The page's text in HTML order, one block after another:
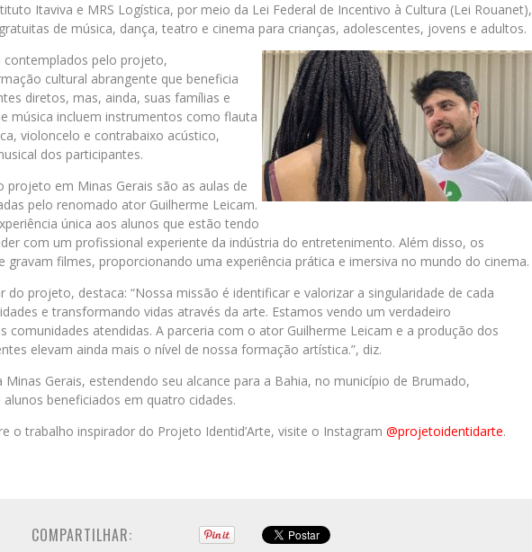
Itaviva e MRS Logística, por meio da Lei Federal de Incentivo à Cultura (Lei Rouanet),
de música, dança, teatro e cinema para crianças, adolescentes, jovens e adultos.
contemplados pelo projeto,
cultural abrangente que beneficia
diretos, mas, ainda, suas famílias e
música incluem instrumentos como flauta
violoncelo e contrabaixo acústico,
dos participantes.
projeto em Minas Gerais são as aulas de
pelo renomado ator Guilherme Leicam.
única aos alunos que estão tendo
com um profissional experiente da indústria do entretenimento. Além disso, os
gravam filmes, proporcionando uma experiência prática e imersiva no mundo do cinema.
do projeto, destaca: “Nossa missão é identificar e valorizar a singularidade de cada
e transformando vidas através da arte. Estamos vendo um verdadeiro
comunidades atendidas. A parceria com o ator Guilherme Leicam e a produção dos
elevam ainda mais o nível de nossa formação artística.”, diz.
Gerais, estendendo seu alcance para a Bahia, no município de Brumado,
beneficiados em quatro cidades.
o trabalho inspirador do Projeto Identid’Arte, visite o Instagram @projetoidentidarte.
COMPARTILHAR: